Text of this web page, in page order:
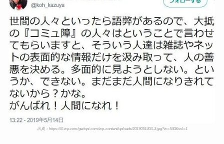
出典：https://i0.wp.com/geitopi.com/wp-content/uploads/2019051403-3.jpg?w=530&ssl=1